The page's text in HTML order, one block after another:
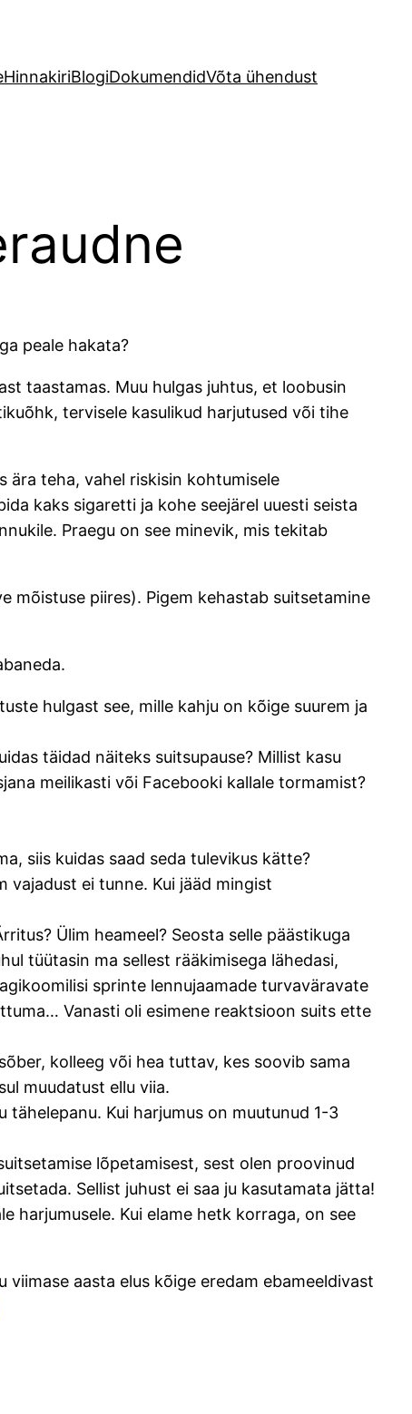
HinnakiriBlogiDokumendidVõta ühendust
peale hakata?
taastamas. Muu hulgas juhtus, et loobusin
tervisele kasulikud harjutused või tihe
ära teha, vahel riskisin kohtumisele
kaks sigaretti ja kohe seejärel uuesti seista
Praegu on see minevik, mis tekitab
mõistuse piires). Pigem kehastab suitsetamine
hulgast see, mille kahju on kõige suurem ja
täidad näiteks suitsupause? Millist kasu
meilikasti või Facebooki kallale tormamist?
siis kuidas saad seda tulevikus kätte?
vajadust ei tunne. Kui jääd mingist
Ülim heameel? Seosta selle päästikuga
tüütasin ma sellest rääkimisega lähedasi,
sprinte lennujaamade turvaväravate
Vanasti oli esimene reaktsioon suits ette
kolleeg või hea tuttav, kes soovib sama
muudatust ellu viia.
tähelepanu. Kui harjumus on muutunud 1-3
lõpetamisest, sest olen proovinud
Sellist juhust ei saa ju kasutamata jätta!
harjumusele. Kui elame hetk korraga, on see
aasta elus kõige eredam ebameeldivast